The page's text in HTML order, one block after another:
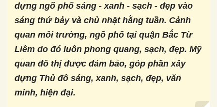
dựng ngõ phố sáng - xanh - sạch - đẹp vào
sáng thứ bảy và chủ nhật hằng tuần. Cảnh
quan môi trường, ngõ phố tại quận Bắc Từ
Liêm do đó luôn phong quang, sạch, đẹp. Mỹ
quan đô thị được đảm bảo, góp phần xây
dựng Thủ đô sáng, xanh, sạch, đẹp, văn
minh, hiện đại.